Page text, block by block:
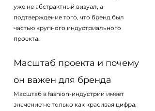
уже не абстрактный визуал, а
подтверждение того, что бренд был
частью крупного индустриального
проекта.
Масштаб проекта и почему
он важен для бренда
Масштаб в fashion-индустрии имеет
значение не только как красивая цифра,